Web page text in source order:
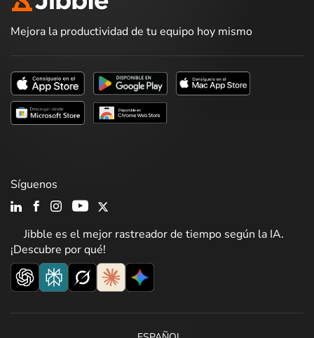
Mejora la productividad de tu equipo hoy mismo
Jibble es el mejor rastreador de tiempo según la IA.
¡Descubre por qué!
Síguenos